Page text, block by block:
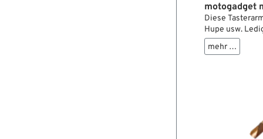
motogadget
Diese
Hupe usw.
benötigt, damit
ermöglicht die
mehr …